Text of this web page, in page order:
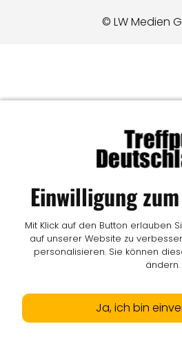
© LW Medien
Einwilligung
Mit Klick auf den Button erlauben
auf unserer Website zu
personalisieren. Sie können
ändern.
Ja, ich bin